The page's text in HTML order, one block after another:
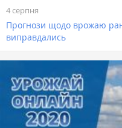
4 серпня
Прогнози щодо врожаю
виправдались